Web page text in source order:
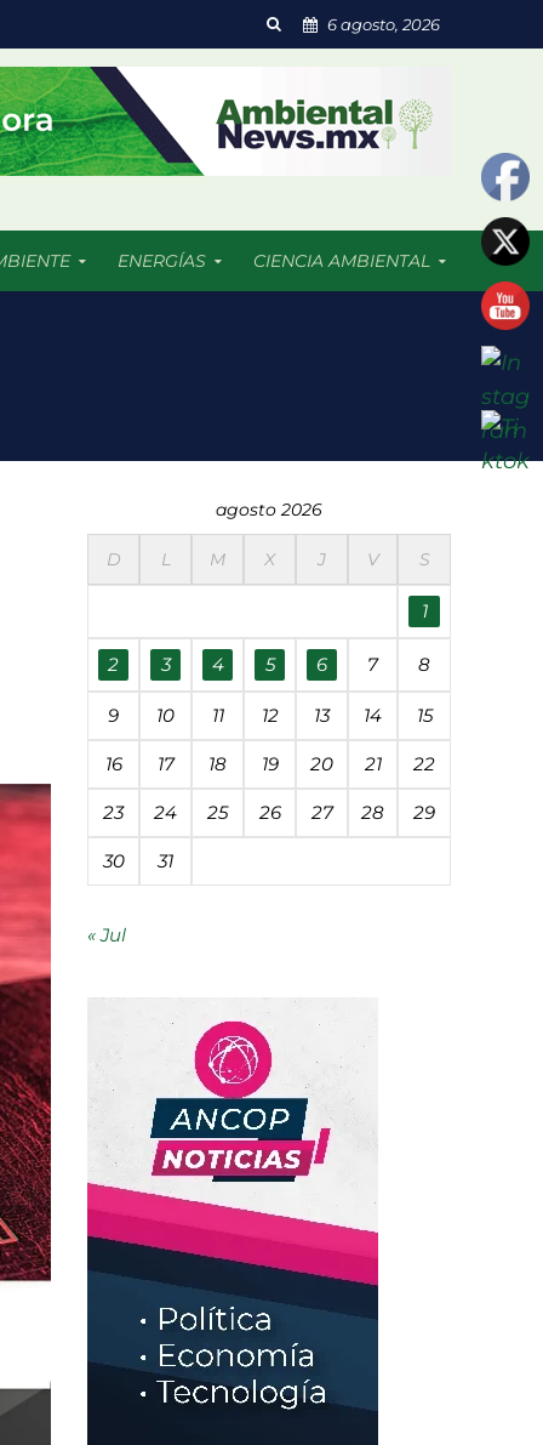
6 agosto, 2026
ENERGÍAS CIENCIA AMBIENTAL
vida
preocupación
circular
circular
agosto 2026
D L M X J V S
1
2 3 4 5 6 7 8
9 10 11 12 13 14 15
16 17 18 19 20 21 22
23 24 25 26 27 28 29
30 31
« Jul